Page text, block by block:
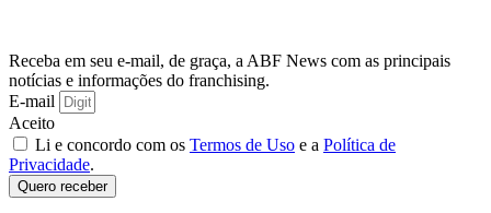
Receba em seu e-mail, de graça, a ABF News com as principais
notícias e informações do franchising.
E-mail
Aceito
Li e concordo com os Termos de Uso e a Política de
Privacidade.
Quero receber